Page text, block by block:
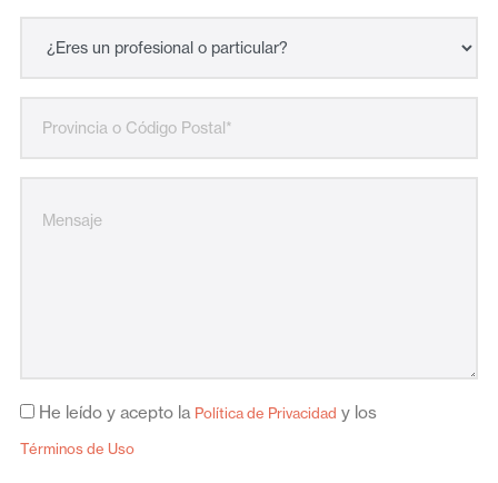
He leído y acepto la Política de Privacidad y los
Términos de Uso